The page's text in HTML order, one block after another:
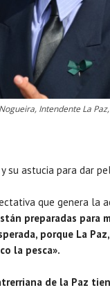
Intendente La
su astucia para dar
que genera la
preparadas para
porque La
la pesca».
de la Paz